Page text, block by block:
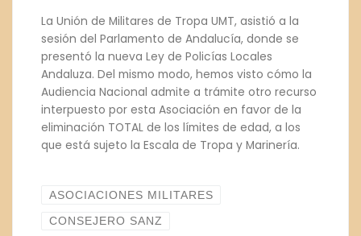
La Unión de Militares de Tropa UMT, asistió a la
sesión del Parlamento de Andalucía, donde se
presentó la nueva Ley de Policías Locales
Andaluza. Del mismo modo, hemos visto cómo la
Audiencia Nacional admite a trámite otro recurso
interpuesto por esta Asociación en favor de la
eliminación TOTAL de los límites de edad, a los
que está sujeto la Escala de Tropa y Marinería.
ASOCIACIONES MILITARES
CONSEJERO SANZ